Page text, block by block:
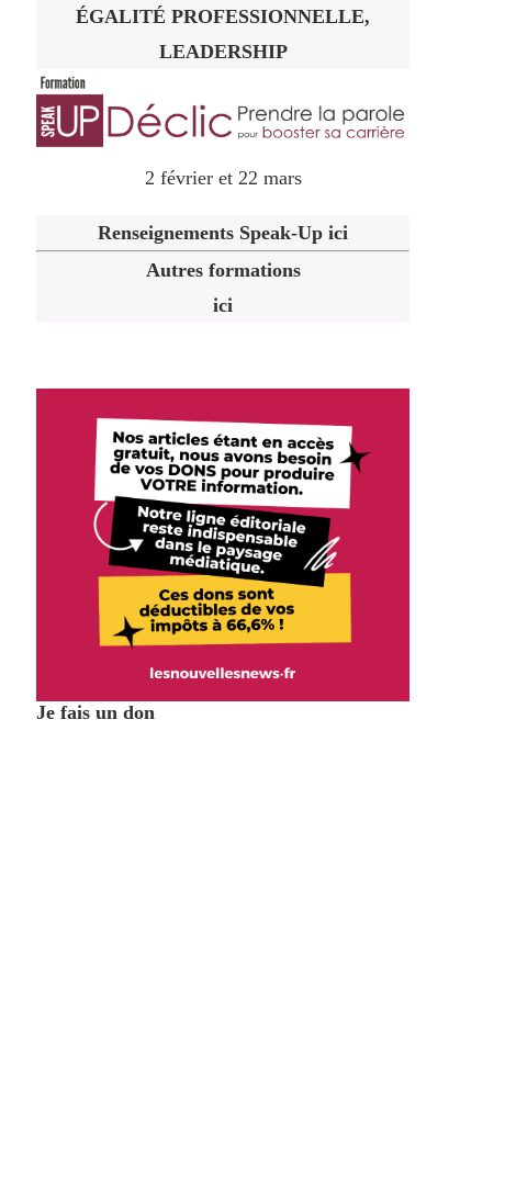
ÉGALITÉ PROFESSIONNELLE,
LEADERSHIP
2 février et 22 mars
Renseignements Speak-Up ici
Autres formations
ici
Je fais un don